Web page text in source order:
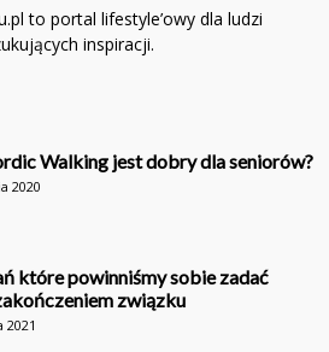
to portal lifestyle’owy dla ludzi
inspiracji.
Walking jest dobry dla seniorów?
2020
które powinniśmy sobie zadać
związku
2021